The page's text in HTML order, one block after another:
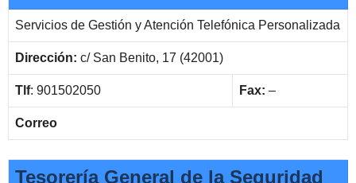
Servicios de Gestión y Atención Telefónica Personalizada
Dirección: c/ San Benito, 17 (42001)
Tlf: 901502050 Fax: –
Correo
Tesorería General de la Seguridad